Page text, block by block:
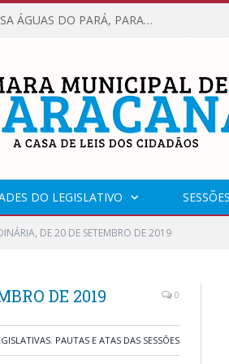
VEREADORES SE REUNÉM COM EMPRESA ÁGUAS DO PARÁ, PARA APRESENTAR REIVINDICAÇÕES E MELHORIAS NA QUALIDADE DOS SERVIÇOS OFERECIDOS Á POPULAÇÃO.
DO LEGISLATIVO SESSÕES
DE 20 DE SETEMBRO DE 2019
DE 2019 0
, PAUTAS E ATAS DAS SESSÕES